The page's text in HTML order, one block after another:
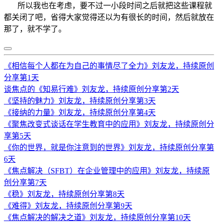
所以我也在考虑，要不过一小段时间之后就把这些课程就
都关闭了吧，省得大家觉得还以为有很长的时间，然后就放在
那了，就不学了。
《相信每个人都在为自己的事情尽了全力》刘友龙，持续原创
分享第1天
谈焦点的《知易行难》刘友龙，持续原创分享第2天
《坚持的魅力》刘友龙，持续原创分享第3天
《接纳的力量》刘友龙，持续原创分享第4天
《聚焦改变式谈话在学生教育中的应用》刘友龙，持续原创分
享第5天
《你的世界，就是你注意到的世界》刘友龙，持续原创分享第
6天
《焦点解决（SFBT）在企业管理中的应用》刘友龙，持续原
创分享第7天
《稳》刘友龙，持续原创分享第8天
《难得》刘友龙，持续原创分享第9天
《焦点解决的解决之道》刘友龙，持续原创分享第10天